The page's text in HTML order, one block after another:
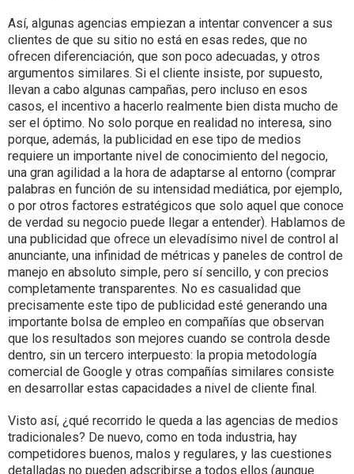
Así, algunas agencias empiezan a intentar convencer a sus
clientes de que su sitio no está en esas redes, que no
ofrecen diferenciación, que son poco adecuadas, y otros
argumentos similares. Si el cliente insiste, por supuesto,
llevan a cabo algunas campañas, pero incluso en esos
casos, el incentivo a hacerlo realmente bien dista mucho de
ser el óptimo. No solo porque en realidad no interesa, sino
porque, además, la publicidad en ese tipo de medios
requiere un importante nivel de conocimiento del negocio,
una gran agilidad a la hora de adaptarse al entorno (comprar
palabras en función de su intensidad mediática, por ejemplo,
o por otros factores estratégicos que solo aquel que conoce
de verdad su negocio puede llegar a entender). Hablamos de
una publicidad que ofrece un elevadísimo nivel de control al
anunciante, una infinidad de métricas y paneles de control de
manejo en absoluto simple, pero sí sencillo, y con precios
completamente transparentes. No es casualidad que
precisamente este tipo de publicidad esté generando una
importante bolsa de empleo en compañías que observan
que los resultados son mejores cuando se controla desde
dentro, sin un tercero interpuesto: la propia metodología
comercial de Google y otras compañías similares consiste
en desarrollar estas capacidades a nivel de cliente final.
Visto así, ¿qué recorrido le queda a las agencias de medios
tradicionales? De nuevo, como en toda industria, hay
competidores buenos, malos y regulares, y las cuestiones
detalladas no pueden adscribirse a todos ellos (aunque